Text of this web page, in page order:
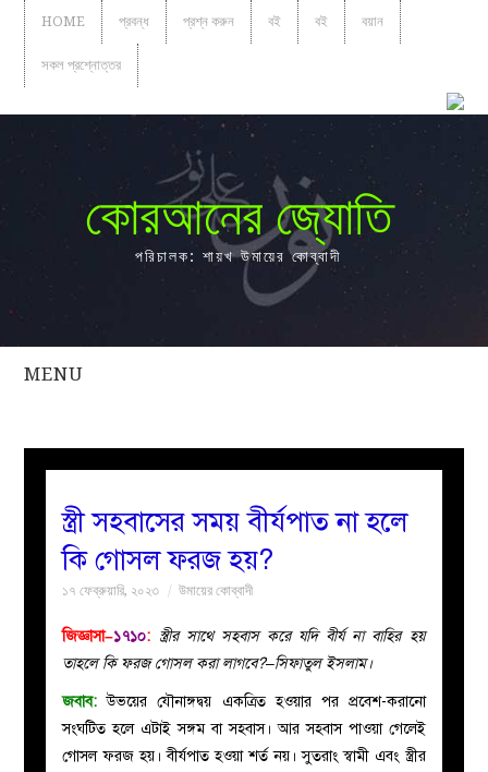
HOME প্রবন্ধ প্রশ্ন করুন বই বই বয়ান
সকল প্রশ্নোত্তর
কোরআনের জ্যোতি
পরিচালক: শায়খ উমায়ের কোব্বাদী
MENU
সকল
বয়ান
নারীদের
ইসলাহী
মজলিস
স্ত্রী সহবাসের সময় বীর্যপাত না হলে
কি গোসল ফরজ হয়?
১৭ ফেব্রুয়ারি, ২০২৩ উমায়ের কোব্বাদী
জিজ্ঞাসা–১৭১০: স্ত্রীর সাথে সহবাস করে যদি বীর্য না বাহির হয়
তাহলে কি ফরজ গোসল করা লাগবে?–সিফাতুল ইসলাম।
জবাব: উভয়ের যৌনাঙ্গদ্বয় একত্রিত হওয়ার পর প্রবেশ-করানো
সংঘটিত হলে এটাই সঙ্গম বা সহবাস। আর সহবাস পাওয়া গেলেই
গোসল ফরজ হয়। বীর্যপাত হওয়া শর্ত নয়। সুতরাং স্বামী এবং স্ত্রীর